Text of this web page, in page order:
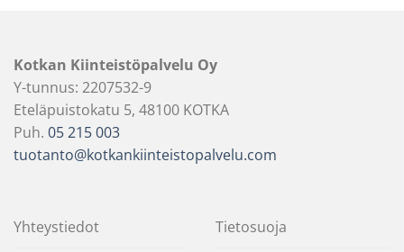
Kotkan Kiinteistöpalvelu Oy
Y-tunnus: 2207532-9
Eteläpuistokatu 5, 48100 KOTKA
Puh. 05 215 003
tuotanto@kotkankiinteistopalvelu.com
Yhteystiedot
Tietosuoja